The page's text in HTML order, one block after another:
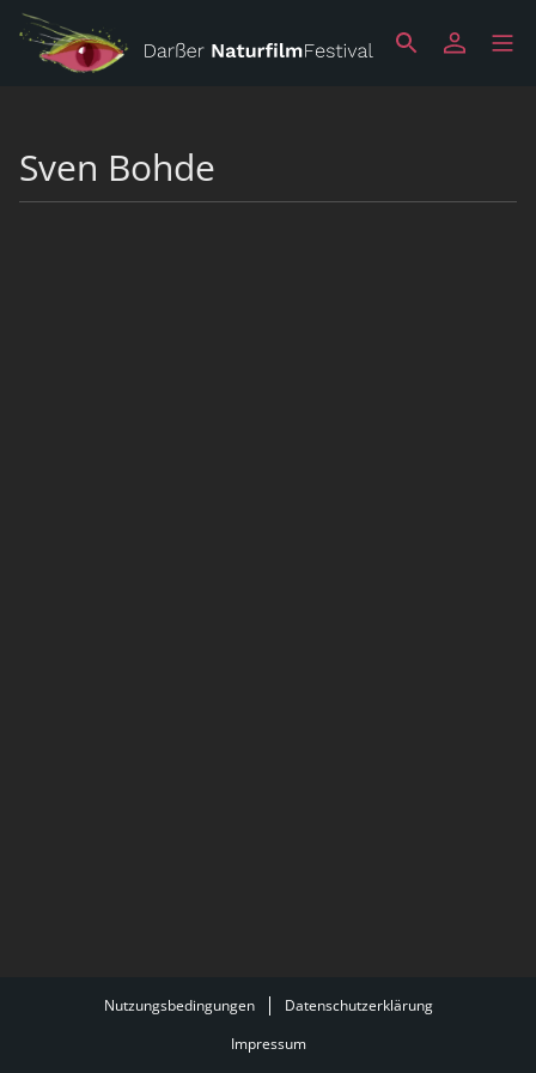
Sven Bohde
Nutzungsbedingungen
Datenschutzerklärung
Impressum